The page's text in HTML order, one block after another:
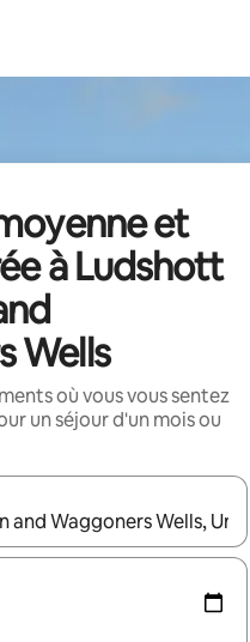
et
à Ludshott
Wells
où vous vous sentez
un séjour d'un mois ou
utilisez les flèches